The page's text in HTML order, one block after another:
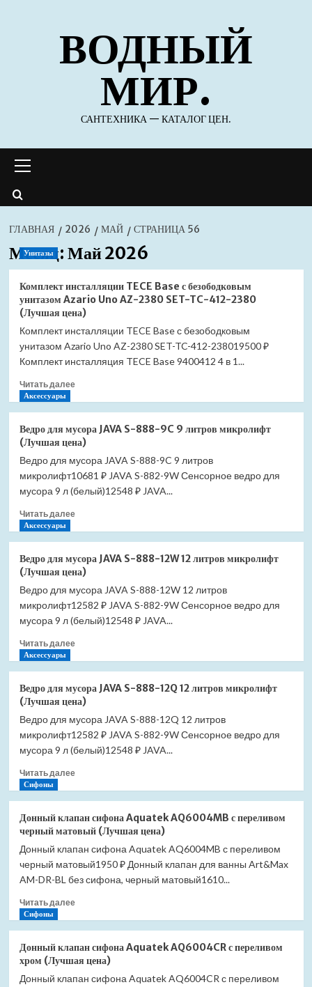
содержимомуВОДНЫЙ
МИР.
САНТЕХНИКА — КАТАЛОГ ЦЕН.
меню
ГЛАВНАЯ 2026 МАЙ СТРАНИЦА 56
Месяц:Май 2026
Унитазы
Комплект инсталляции TECE Base с безободковым
унитазом Azario Uno AZ-2380 SET-TC-412-2380
(Лучшая цена)
Комплект инсталляции TECE Base с безободковым
унитазом Azario Uno AZ-2380 SET-TC-412-238019500 ₽
Комплект инсталляция TECE Base 9400412 4 в 1...
Читать далееПрочитать
инсталляции
TECE
Base
с
безободковым
Azario
AZ-
SET-
412-
2380
(Лучшая
Аксессуары
Ведро для мусора JAVA S-888-9C 9 литров микролифт
(Лучшая цена)
Ведро для мусора JAVA S-888-9C 9 литров
микролифт10681 ₽ JAVA S-882-9W Сенсорное ведро для
мусора 9 л (белый)12548 ₽ JAVA...
Читать далееПрочитать
для
мусора
JAVA
S-
888-
9
микролифт
(Лучшая
цена)
Аксессуары
Ведро для мусора JAVA S-888-12W 12 литров микролифт
(Лучшая цена)
Ведро для мусора JAVA S-888-12W 12 литров
микролифт12582 ₽ JAVA S-882-9W Сенсорное ведро для
мусора 9 л (белый)12548 ₽ JAVA...
Читать далееПрочитать
для
мусора
JAVA
S-
888-
12
микролифт
(Лучшая
цена)
Аксессуары
Ведро для мусора JAVA S-888-12Q 12 литров микролифт
(Лучшая цена)
Ведро для мусора JAVA S-888-12Q 12 литров
микролифт12582 ₽ JAVA S-882-9W Сенсорное ведро для
мусора 9 л (белый)12548 ₽ JAVA...
Читать далееПрочитать
для
мусора
JAVA
S-
888-
12
микролифт
(Лучшая
Сифоны
Донный клапан сифона Aquatek AQ6004MB с переливом
черный матовый (Лучшая цена)
Донный клапан сифона Aquatek AQ6004MB с переливом
черный матовый1950 ₽ Донный клапан для ванны Art&Max
AM-DR-BL без сифона, черный матовый1610...
Читать далееПрочитать
клапан
сифона
Aquatek
Сифоны
Донный клапан сифона Aquatek AQ6004CR с переливом
хром (Лучшая цена)
Донный клапан сифона Aquatek AQ6004CR с переливом